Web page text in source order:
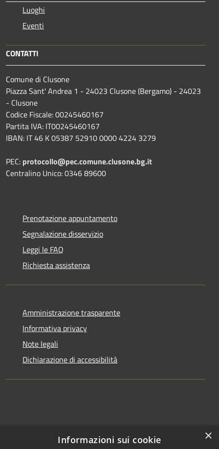
Luoghi
Eventi
CONTATTI
Comune di Clusone
Piazza Sant' Andrea 1 - 24023 Clusone (Bergamo) - 24023
- Clusone
Codice Fiscale: 00245460167
Partita IVA: IT00245460167
IBAN: IT 46 K 05387 52910 0000 4224 3279
PEC: protocollo@pec.comune.clusone.bg.it
Centralino Unico: 0346 89600
Prenotazione appuntamento
Segnalazione disservizio
Leggi le FAQ
Richiesta assistenza
Amministrazione trasparente
Informativa privacy
Note legali
Dichiarazione di accessibilità
×
Informazioni sui cookie